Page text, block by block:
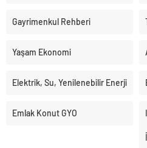
Gayrimenkul Rehberi
Yaşam Ekonomi
Elektrik, Su, Yenilenebilir Enerji
Emlak Konut GYO